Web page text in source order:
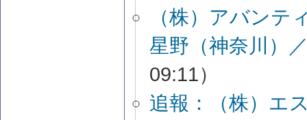
（株）アバンテ
星野（神奈川）
09:11）
追報：（株）エ